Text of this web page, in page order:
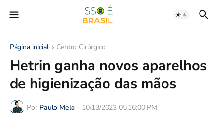
Página inicial Centro Cirúrgico
Hetrin ganha novos aparelhos
de higienização das mãos
Por Paulo Melo - 10/13/2023 05:16:00 PM